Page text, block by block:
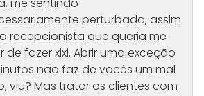
me sentindo
perturbada, assim
recepcionista que queria me
de fazer xixi. Abrir uma exceção
não faz de vocês um mal
viu? Mas tratar os clientes com